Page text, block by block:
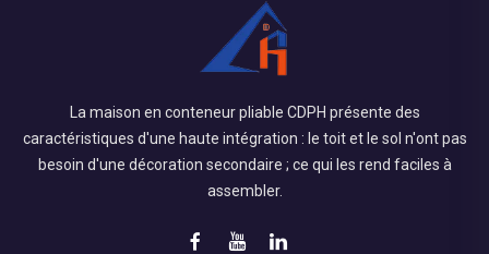
La maison en conteneur pliable CDPH présente des
caractéristiques d'une haute intégration : le toit et le sol n'ont pas
besoin d'une décoration secondaire ; ce qui les rend faciles à
assembler.